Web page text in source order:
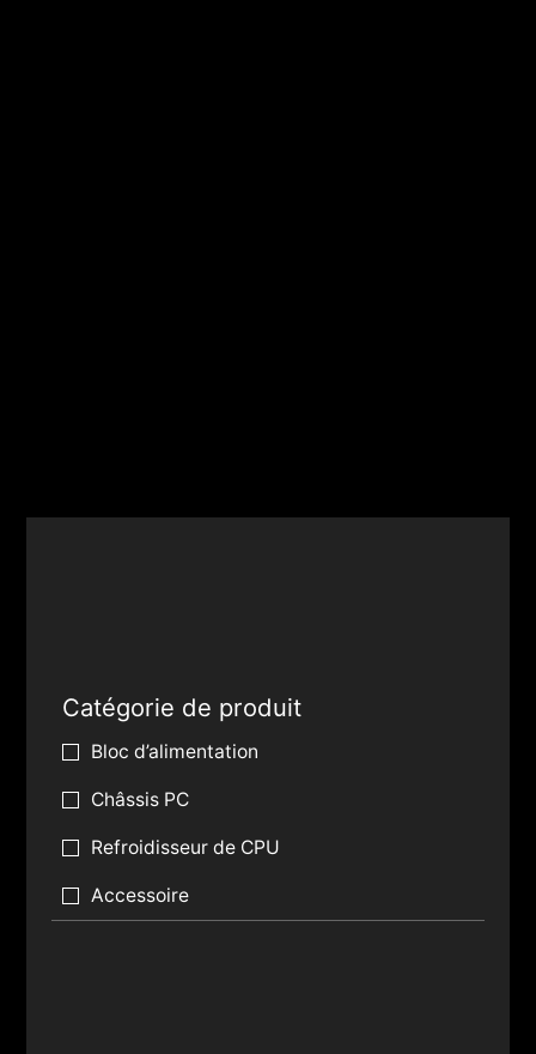
Catégorie de produit
Bloc d’alimentation
Châssis PC
Refroidisseur de CPU
Accessoire